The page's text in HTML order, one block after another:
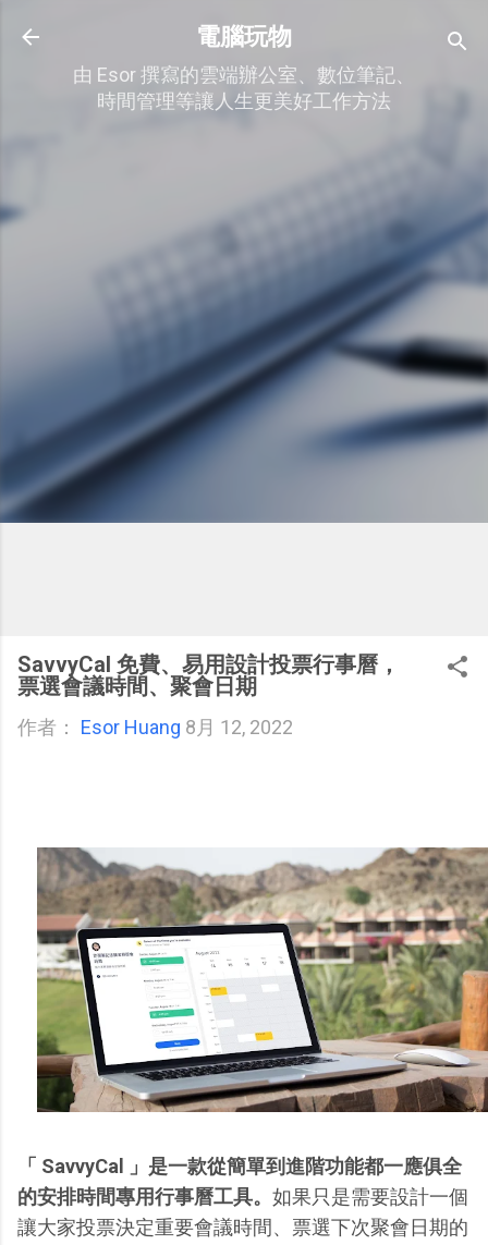
跳到主要內容
電腦玩物
由 Esor 撰寫的雲端辦公室、數位筆記、
時間管理等讓人生更美好工作方法
SavvyCal 免費、易用設計投票行事曆，
票選會議時間、聚會日期
作者： Esor Huang 8月 12, 2022
「 SavvyCal 」是一款從簡單到進階功能都一應俱全
的安排時間專用行事曆工具。 如果只是需要設計一個
讓大家投票決定重要會議時間、票選下次聚會日期的